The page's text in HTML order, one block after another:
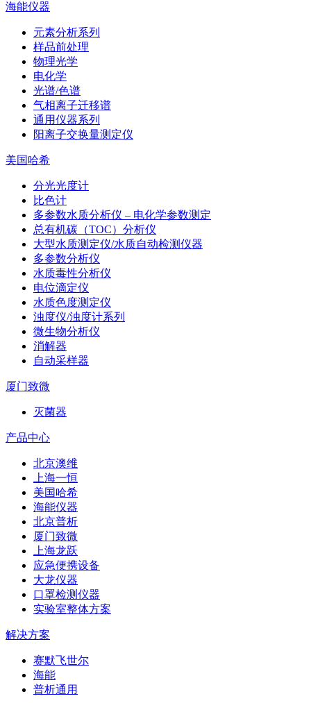
海能仪器
元素分析系列
样品前处理
物理光学
电化学
光谱/色谱
气相离子迁移谱
通用仪器系列
阳离子交换量测定仪
美国哈希
分光光度计
比色计
多参数水质分析仪 – 电化学参数测定
总有机碳（TOC）分析仪
大型水质测定仪/水质自动检测仪器
多参数分析仪
水质毒性分析仪
电位滴定仪
水质色度测定仪
浊度仪/浊度计系列
微生物分析仪
消解器
自动采样器
厦门致微
灭菌器
产品中心
北京澳维
上海一恒
美国哈希
海能仪器
北京普析
厦门致微
上海龙跃
应急便携设备
大龙仪器
口罩检测仪器
实验室整体方案
解决方案
赛默飞世尔
海能
普析通用